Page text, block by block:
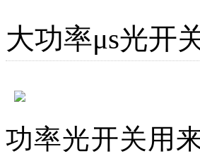
大功率μs光开
功率光开关用